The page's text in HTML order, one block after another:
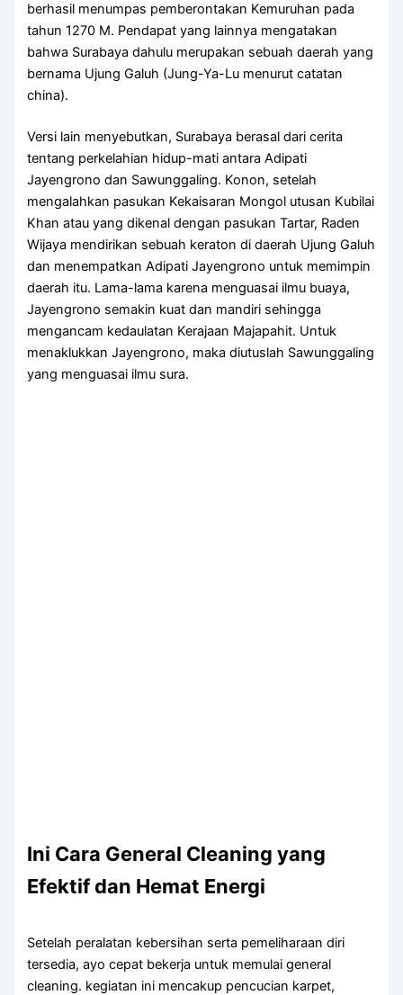
berhasil menumpas pemberontakan Kemuruhan pada
tahun 1270 M. Pendapat yang lainnya mengatakan
bahwa Surabaya dahulu merupakan sebuah daerah yang
bernama Ujung Galuh (Jung-Ya-Lu menurut catatan
china).
Versi lain menyebutkan, Surabaya berasal dari cerita
tentang perkelahian hidup-mati antara Adipati
Jayengrono dan Sawunggaling. Konon, setelah
mengalahkan pasukan Kekaisaran Mongol utusan Kubilai
Khan atau yang dikenal dengan pasukan Tartar, Raden
Wijaya mendirikan sebuah keraton di daerah Ujung Galuh
dan menempatkan Adipati Jayengrono untuk memimpin
daerah itu. Lama-lama karena menguasai ilmu buaya,
Jayengrono semakin kuat dan mandiri sehingga
mengancam kedaulatan Kerajaan Majapahit. Untuk
menaklukkan Jayengrono, maka diutuslah Sawunggaling
yang menguasai ilmu sura.
Ini Cara General Cleaning yang
Efektif dan Hemat Energi
Setelah peralatan kebersihan serta pemeliharaan diri
tersedia, ayo cepat bekerja untuk memulai general
cleaning. kegiatan ini mencakup pencucian karpet,